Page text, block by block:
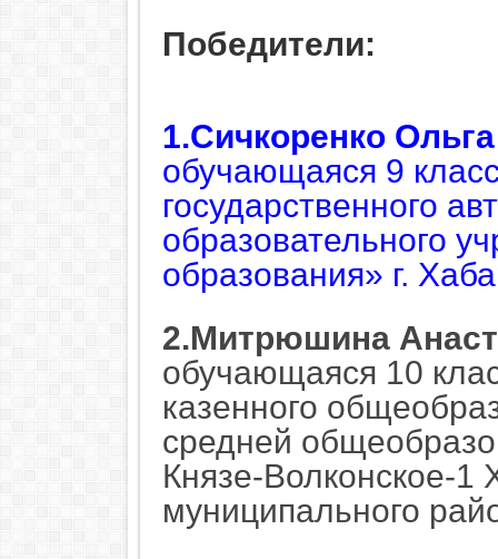
Победители:
1.Сичкоренко
обучающаяся 9
государственного
образовательного
образования» г.
2.Митрюшина
обучающаяся 10
казенного
средней
Князе-Волконское-1
муниципального